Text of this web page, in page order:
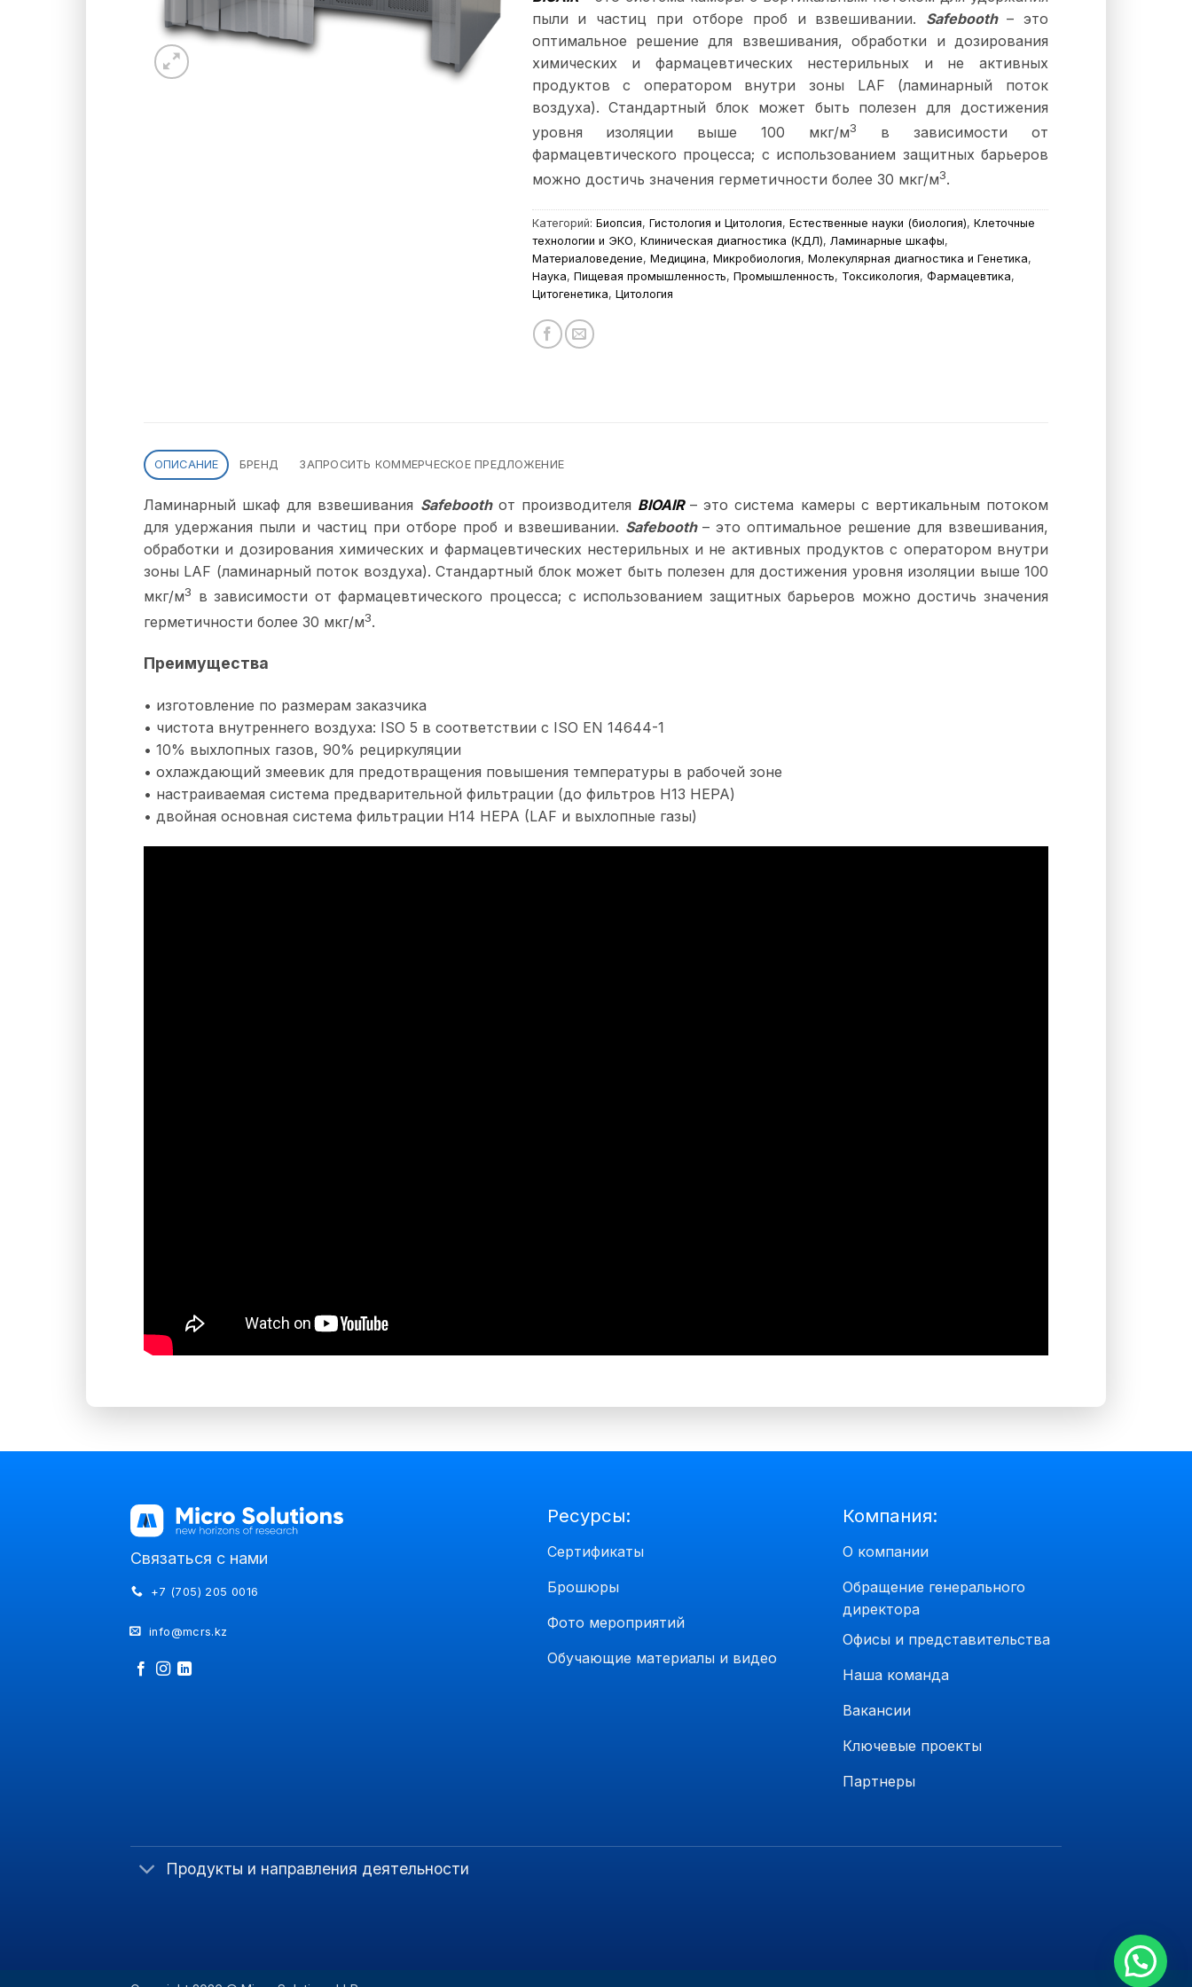
пыли и частиц при отборе проб и взвешивании. Safebooth– это
оптимальное решение для взвешивания, обработки и дозирования
химических и фармацевтических нестерильных и не активных
продуктов с оператором внутри зоны LAF (ламинарный поток
воздуха). Стандартный блок может быть полезен для достижения
уровня изоляции выше 100 мкг/м3
в зависимости от
фармацевтического процесса; с использованием защитных барьеров
можно достичь значения герметичности более 30 мкг/м3.
Категорий: Биопсия, Гистология и Цитология, Естественные науки (биология), Клеточные
технологии и ЭКО, Клиническая диагностика (КДЛ), Ламинарные шкафы,
Материаловедение, Медицина, Микробиология, Молекулярная диагностика и Генетика,
Наука, Пищевая промышленность, Промышленность, Токсикология, Фармацевтика,
Цитогенетика, Цитология
ОПИСАНИЕ БРЕНД ЗАПРОСИТЬ КОММЕРЧЕСКОЕ ПРЕДЛОЖЕНИЕ
Ламинарный шкаф для взвешивания Safeboothот производителя BIOAIR– это система камеры с вертикальным потоком
для удержания пыли и частиц при отборе проб и взвешивании. Safebooth– это оптимальное решение для взвешивания,
обработки и дозирования химических и фармацевтических нестерильных и не активных продуктов с оператором внутри
зоны LAF (ламинарный поток воздуха). Стандартный блок может быть полезен для достижения уровня изоляции выше 100
мкг/м3
в зависимости от фармацевтического процесса; с использованием защитных барьеров можно достичь значения
герметичности более 30 мкг/м3.
Преимущества
• изготовление по размерам заказчика
• чистота внутреннего воздуха: ISO 5 в соответствии с ISO EN 14644-1
• 10% выхлопных газов, 90% рециркуляции
• охлаждающий змеевик для предотвращения повышения температуры в рабочей зоне
• настраиваемая система предварительной фильтрации (до фильтров H13 HEPA)
• двойная основная система фильтрации H14 HEPA (LAF и выхлопные газы)
Связаться с нами
+7 (705) 205 0016
info@mcrs.kz
Ресурсы:
Сертификаты
Брошюры
Фото мероприятий
Обучающие материалы и видео
Компания:
О компании
Обращение генерального
директора
Офисы и представительства
Наша команда
Вакансии
Ключевые проекты
Партнеры
Продукты и направления деятельности